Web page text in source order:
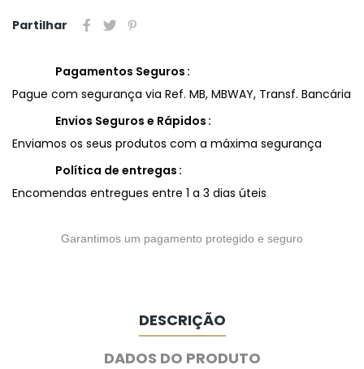
Partilhar
Pagamentos Seguros
Pague com segurança via Ref. MB, MBWAY, Transf. Bancária
Envios Seguros e Rápidos
Enviamos os seus produtos com a máxima segurança
Política de entregas
Encomendas entregues entre 1 a 3 dias úteis
Garantimos um pagamento protegido e seguro
DESCRIÇÃO
DADOS DO PRODUTO